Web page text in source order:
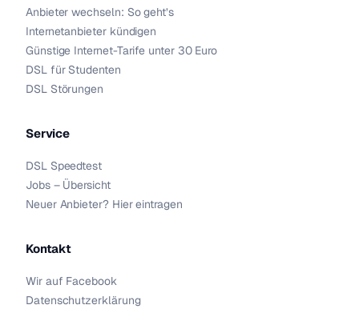
Anbieter wechseln: So geht’s
Internetanbieter kündigen
Günstige Internet-Tarife unter 30 Euro
DSL für Studenten
DSL Störungen
Service
DSL Speedtest
Jobs – Übersicht
Neuer Anbieter? Hier eintragen
Kontakt
Wir auf Facebook
Datenschutzerklärung